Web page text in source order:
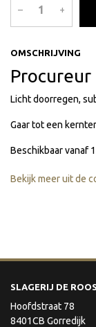
OMSCHRIJVING
Licht doorregen,
Gaar tot een
Beschikbaar vanaf
– +
Bekijk meer uit de
SLAGERIJ DE ROOS
Hoofdstraat 78
8401CB Gorredijk